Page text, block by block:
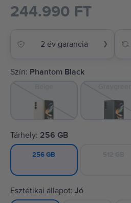
244.990 FT
2 év garancia ❯
Szín: Phantom Black
Tárhely: 256 GB
256 GB
Esztétikai állapot: Jó